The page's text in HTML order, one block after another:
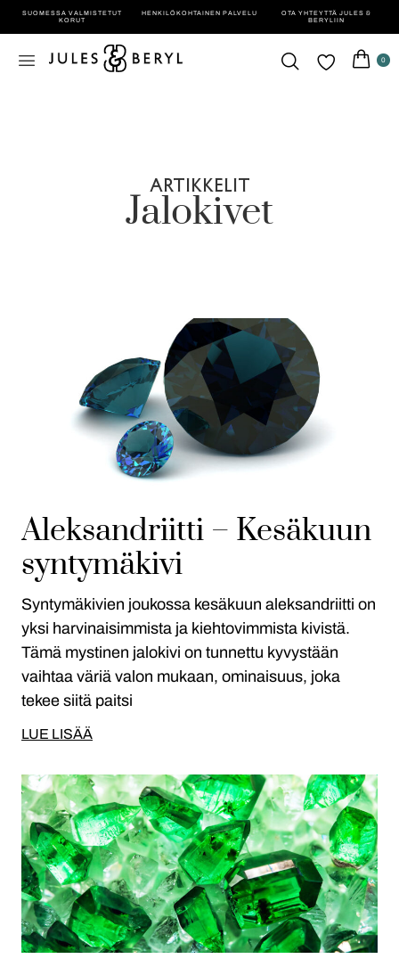
SUOMESSA VALMISTETUT
KORUT
HENKILÖ­KOHTAINEN PALVELU
OTA YHTEYTTÄ JULES &
BERYLIIN
0
ARTIKKELIT
Jalokivet
Aleksandriitti – Kesäkuun
syntymäkivi
Syntymäkivien joukossa kesäkuun aleksandriitti on
yksi harvinaisimmista ja kiehtovimmista kivistä.
Tämä mystinen jalokivi on tunnettu kyvystään
vaihtaa väriä valon mukaan, ominaisuus, joka
tekee siitä paitsi
LUE LISÄÄ